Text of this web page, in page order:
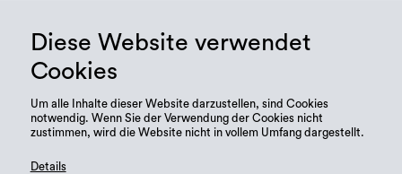
Diese Website verwendet
Cookies
Um alle Inhalte dieser Website darzustellen, sind Cookies
notwendig. Wenn Sie der Verwendung der Cookies nicht
zustimmen, wird die Website nicht in vollem Umfang dargestellt.
Details